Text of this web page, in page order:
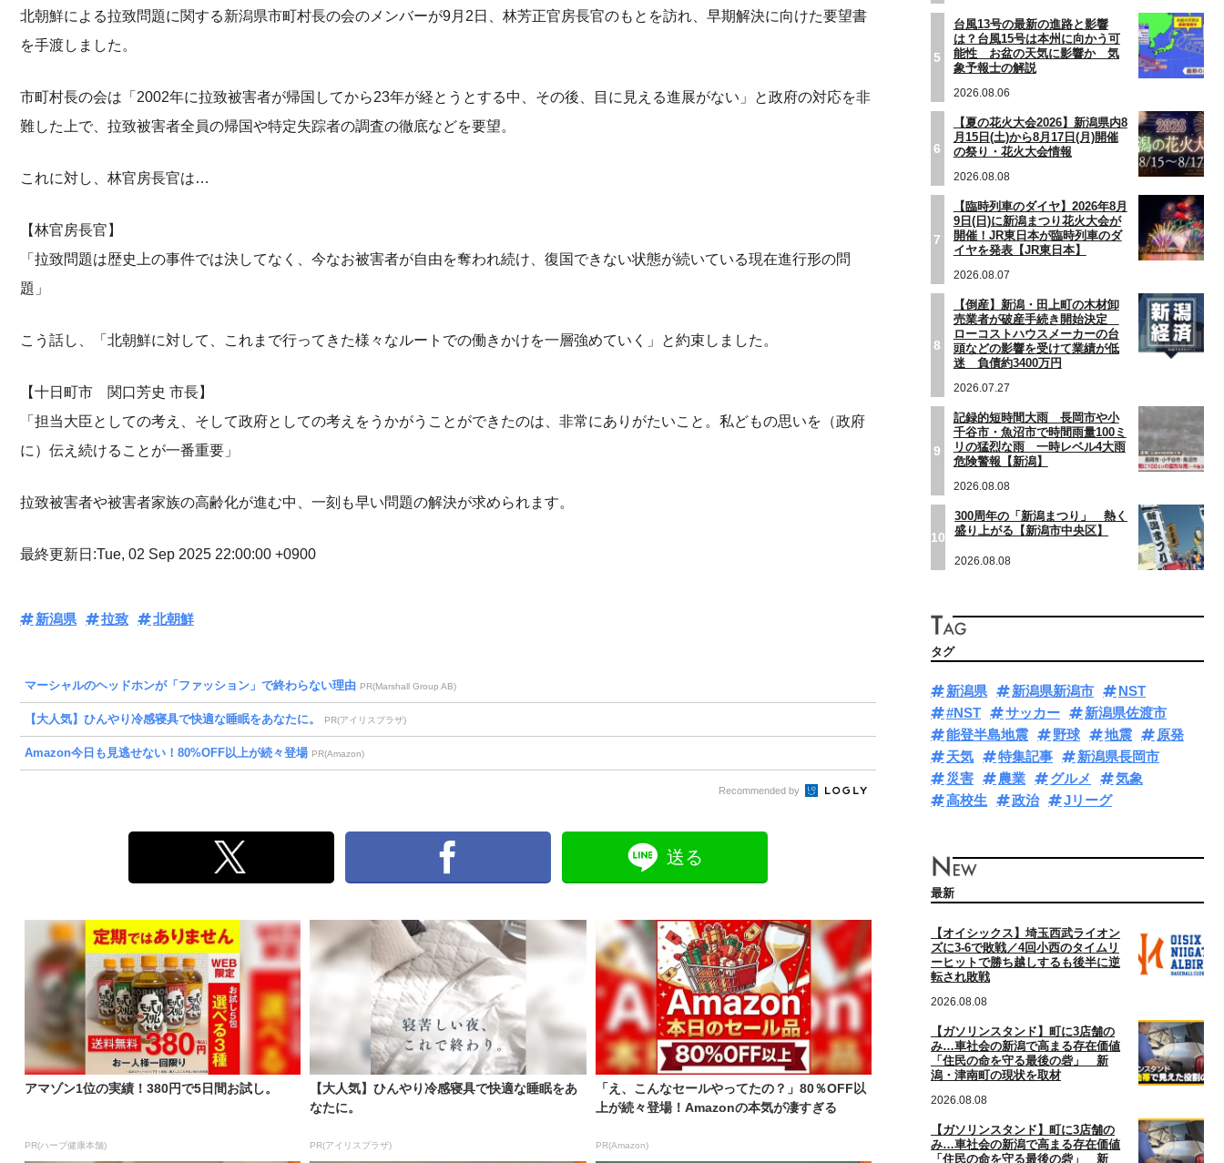
北朝鮮による拉致問題に関する新潟県市町村長の会のメンバーが9月2日、林芳正官房長官のもとを訪れ、早期解決に向けた要望書
を手渡しました。
市町村長の会は「2002年に拉致被害者が帰国してから23年が経とうとする中、その後、目に見える進展がない」と政府の対応を非
難した上で、拉致被害者全員の帰国や特定失踪者の調査の徹底などを要望。
これに対し、林官房長官は…
【林官房長官】
「拉致問題は歴史上の事件では決してなく、今なお被害者が自由を奪われ続け、復国できない状態が続いている現在進行形の問
題」
こう話し、「北朝鮮に対して、これまで行ってきた様々なルートでの働きかけを一層強めていく」と約束しました。
【十日町市 関口芳史 市長】
「担当大臣としての考え、そして政府としての考えをうかがうことができたのは、非常にありがたいこと。私どもの思いを（政府
に）伝え続けることが一番重要」
拉致被害者や被害者家族の高齢化が進む中、一刻も早い問題の解決が求められます。
最終更新日:Tue, 02 Sep 2025 22:00:00 +0900
新潟県 拉致 北朝鮮
マーシャルのヘッドホンが「ファッション」で終わらない理由 PR(Marshall Group AB)
【大人気】ひんやり冷感寝具で快適な睡眠をあなたに。 PR(アイリスプラザ)
Amazon今日も見逃せない！80%OFF以上が続々登場 PR(Amazon)
Recommended by
送る
アマゾン1位の実績！380円で5日間お試し。
PR(ハーブ健康本舗)
【大人気】ひんやり冷感寝具で快適な睡眠をあ
なたに。
PR(アイリスプラザ)
「え、こんなセールやってたの？」80％OFF以
上が続々登場！Amazonの本気が凄すぎる
PR(Amazon)
5
台風13号の最新の進路と影響
は？台風15号は本州に向かう可
能性 お盆の天気に影響か 気
象予報士の解説
2026.08.06
6
【夏の花火大会2026】新潟県内8
月15日(土)から8月17日(月)開催
の祭り・花火大会情報
2026.08.08
7
【臨時列車のダイヤ】2026年8月
9日(日)に新潟まつり花火大会が
開催！JR東日本が臨時列車のダ
イヤを発表【JR東日本】
2026.08.07
8
【倒産】新潟・田上町の木材卸
売業者が破産手続き開始決定
ローコストハウスメーカーの台
頭などの影響を受けて業績が低
迷 負債約3400万円
2026.07.27
9
記録的短時間大雨 長岡市や小
千谷市・魚沼市で時間雨量100ミ
リの猛烈な雨 一時レベル4大雨
危険警報【新潟】
2026.08.08
10
300周年の「新潟まつり」 熱く
盛り上がる【新潟市中央区】
2026.08.08
タグ
新潟県 新潟県新潟市
NST
#NST
サッカー
新潟県佐渡市
能登半島地震
野球 地震
原発
天気
特集記事
新潟県長岡市
災害
農業 グルメ
気象
高校生
政治 Jリーグ
最新
【オイシックス】埼玉西武ライオン
ズに3‐6で敗戦／4回小西のタイムリ
ーヒットで勝ち越しするも後半に逆
転され敗戦
2026.08.08
【ガソリンスタンド】町に3店舗の
み…車社会の新潟で高まる存在価値
「住民の命を守る最後の砦」 新
潟・津南町の現状を取材
2026.08.08
【ガソリンスタンド】町に3店舗の
み…車社会の新潟で高まる存在価値
「住民の命を守る最後の砦」 新